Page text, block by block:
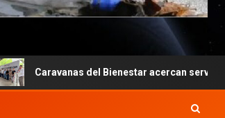
Caravanas del Bienestar acercan servicios